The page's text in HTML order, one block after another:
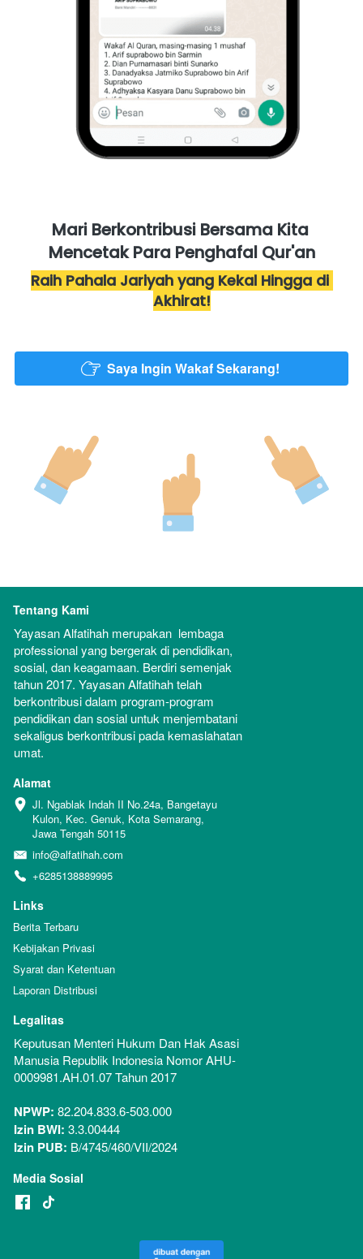
Mari Berkontribusi Bersama Kita
Mencetak Para Penghafal Qur'an
Raih Pahala Jariyah yang Kekal Hingga di
Akhirat!
` Saya Ingin Wakaf Sekarang!
Tentang Kami
Yayasan Alfatihah merupakan  lembaga
professional yang bergerak di pendidikan,
sosial, dan keagamaan. Berdiri semenjak
tahun 2017. Yayasan Alfatihah telah
berkontribusi dalam program-program
pendidikan dan sosial untuk menjembatani
sekaligus berkontribusi pada kemaslahatan
umat.
Alamat
Jl. Ngablak Indah II No.24a, Bangetayu
Kulon, Kec. Genuk, Kota Semarang,
Jawa Tengah 50115
info@alfatihah.com
+6285138889995
Links
Berita Terbaru
Kebijakan Privasi
Syarat dan Ketentuan
Laporan Distribusi
Legalitas
Keputusan Menteri Hukum Dan Hak Asasi
Manusia Republik Indonesia Nomor AHU-
0009981.AH.01.07 Tahun 2017
NPWP: 82.204.833.6-503.000
Izin BWI: 3.3.00444
Izin PUB: B/4745/460/VII/2024
Media Sosial